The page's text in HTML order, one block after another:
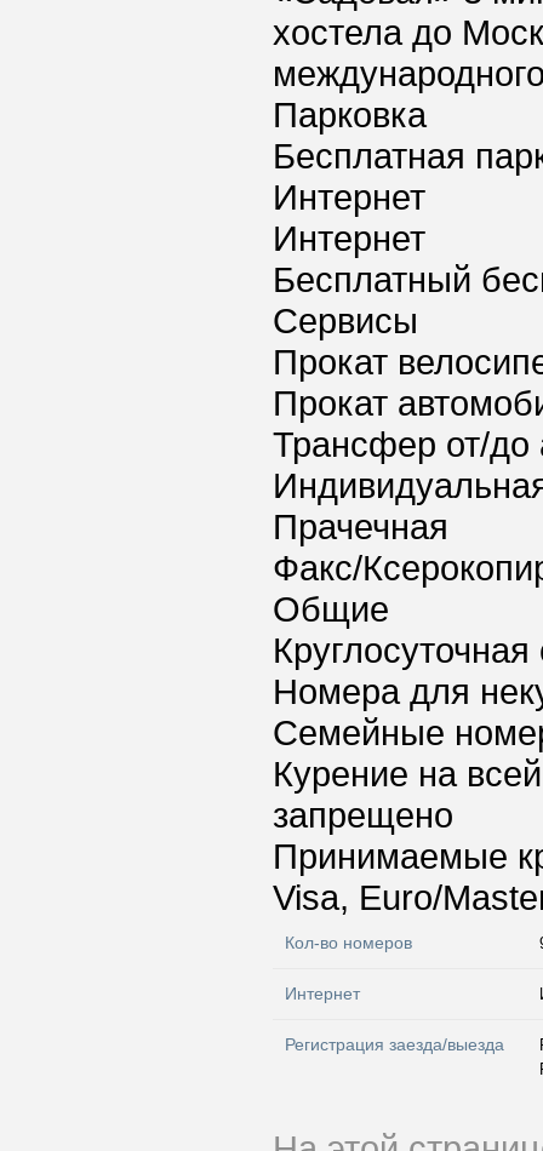
хостела до
Парковка
Бесплатная
Интернет
Интернет
Бесплатный
Сервисы
Прокат
Прокат
Трансфер от/до
Прачечная
Факс/
Общие
Номера для
Семейные
Курение на
запрещено
Принимаемые
Visa, Euro/
Кол-во номеров
Интернет
Регистрация заезда/выезда